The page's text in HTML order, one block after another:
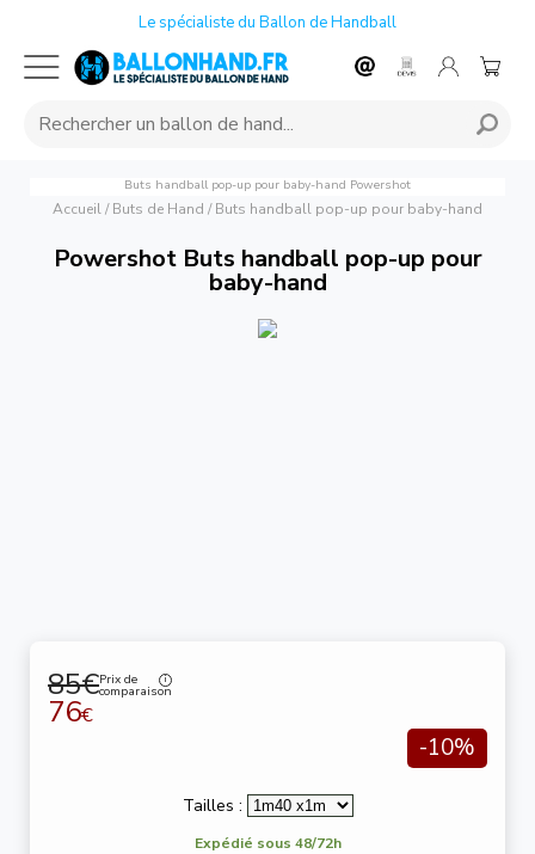
Le spécialiste du Ballon de Handball
Buts handball pop-up pour baby-hand Powershot
Accueil/ Buts de Hand / Buts handball pop-up pour baby-hand
Powershot Buts handball pop-up pour
baby-hand
85€Prix de
comparaison
76€
-10%
Tailles :
Expédié sous 48/72h